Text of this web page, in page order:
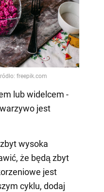
lub widelcem -
jest
wysoka
że będą zbyt
jest
cyklu, dodaj